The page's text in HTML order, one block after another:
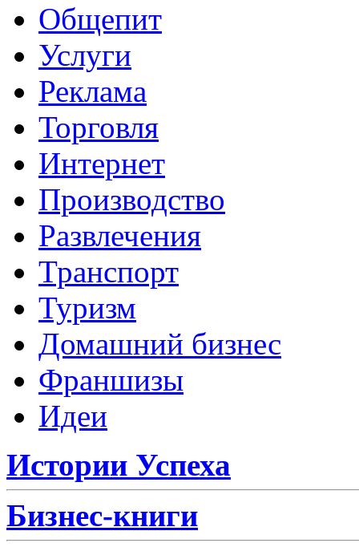
Общепит
Услуги
Реклама
Торговля
Интернет
Производство
Развлечения
Транспорт
Туризм
Домашний бизнес
Франшизы
Идеи
Истории Успеха
Бизнес-книги